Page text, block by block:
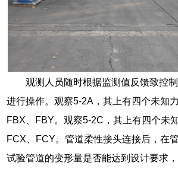
观测人员随时根据监测值反馈致控
进行操作。观察5-2A，其上有四个未知力
FBX、FBY。观察5-2C，其上有四个未
FCX、FCY。管道柔性接头连接后，在
试验管道的变形量是否能达到设计要求